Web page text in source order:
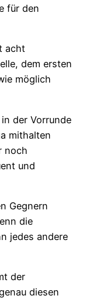
für den
acht
dem ersten
möglich
der Vorrunde
mithalten
noch
und
Gegnern
die
jedes andere
der
diesen